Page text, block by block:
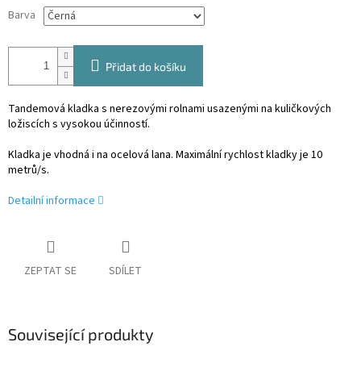
Barva
Přidat do košíku
Tandemová kladka s nerezovými rolnami usazenými na kuličkových
ložiscích s vysokou účinností.
Kladka je vhodná i na ocelová lana. Maximální rychlost kladky je 10
metrů/s.
Detailní informace
ZEPTAT SE SDÍLET
Související produkty